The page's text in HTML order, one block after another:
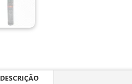
DESCRIÇÃO